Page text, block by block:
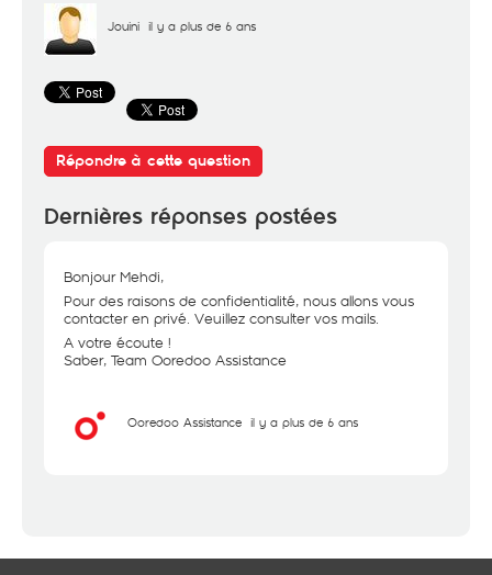
Jouini il y a plus de 6 ans
Répondre à cette question
Dernières réponses postées
Bonjour Mehdi,
Pour des raisons de confidentialité, nous allons vous
contacter en privé. Veuillez consulter vos mails.
A votre écoute !
Saber, Team Ooredoo Assistance
Ooredoo Assistance il y a plus de 6 ans